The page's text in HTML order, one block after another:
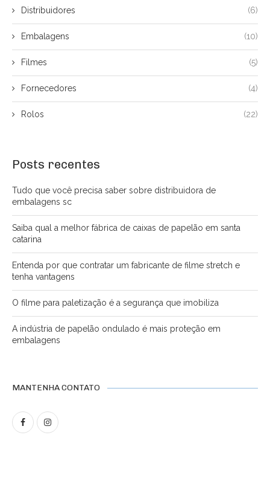
Distribuidores (6)
Embalagens (10)
Filmes (5)
Fornecedores (4)
Rolos (22)
Posts recentes
Tudo que você precisa saber sobre distribuidora de
embalagens sc
Saiba qual a melhor fábrica de caixas de papelão em santa
catarina
Entenda por que contratar um fabricante de filme stretch e
tenha vantagens
O filme para paletização é a segurança que imobiliza
A indústria de papelão ondulado é mais proteção em
embalagens
MANTENHA CONTATO